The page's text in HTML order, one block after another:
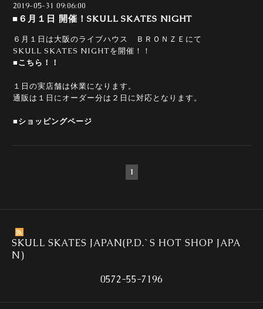
2019-05-31 09:06:00
■６月１日 開催！SKULL SKATES NIGHT
６月１日は大阪のライブハウス ＢＲＯＮＺＥにて
SKULL SKATES NIGHTを開催！！
■こちら！！
１日の実店舗は休業になります。
通販は１日にオーダー分は２日に対応となります。
■ショッピングページ
1
SKULL SKATES JAPAN(P.D.`S HOT SHOP JAPA
N)
0572-55-7196